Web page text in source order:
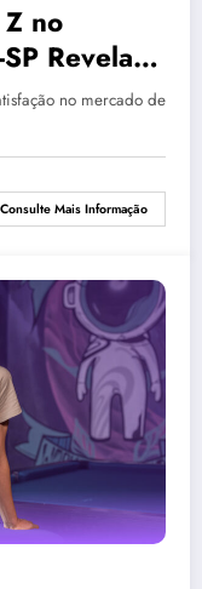
no
Revela
no mercado de
Consulte Mais Informação